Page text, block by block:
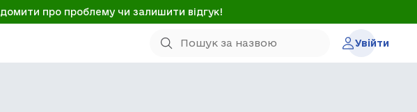
про проблему чи залишити відгук!
Увійти